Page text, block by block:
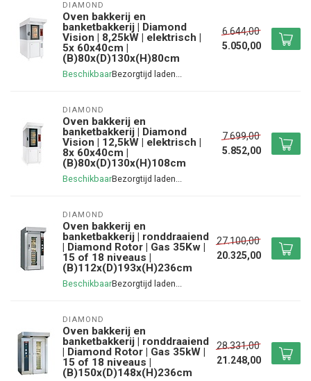
DIAMOND
Oven bakkerij en
banketbakkerij | Diamond
Vision | 8,25kW | elektrisch |
5x 60x40cm |
(B)80x(D)130x(H)80cm
Beschikbaar
6.644,00
5.050,00
DIAMOND
Oven bakkerij en
banketbakkerij | Diamond
Vision | 12,5kW | elektrisch |
8x 60x40cm |
(B)80x(D)130x(H)108cm
Beschikbaar
7.699,00
5.852,00
DIAMOND
Oven bakkerij en
banketbakkerij | ronddraaiend
| Diamond Rotor | Gas 35Kw |
15 of 18 niveaus |
(B)112x(D)193x(H)236cm
Beschikbaar
27.100,00
20.325,00
DIAMOND
Oven bakkerij en
banketbakkerij | ronddraaiend
| Diamond Rotor | Gas 35kW |
15 of 18 niveaus |
(B)150x(D)148x(H)236cm
28.331,00
21.248,00